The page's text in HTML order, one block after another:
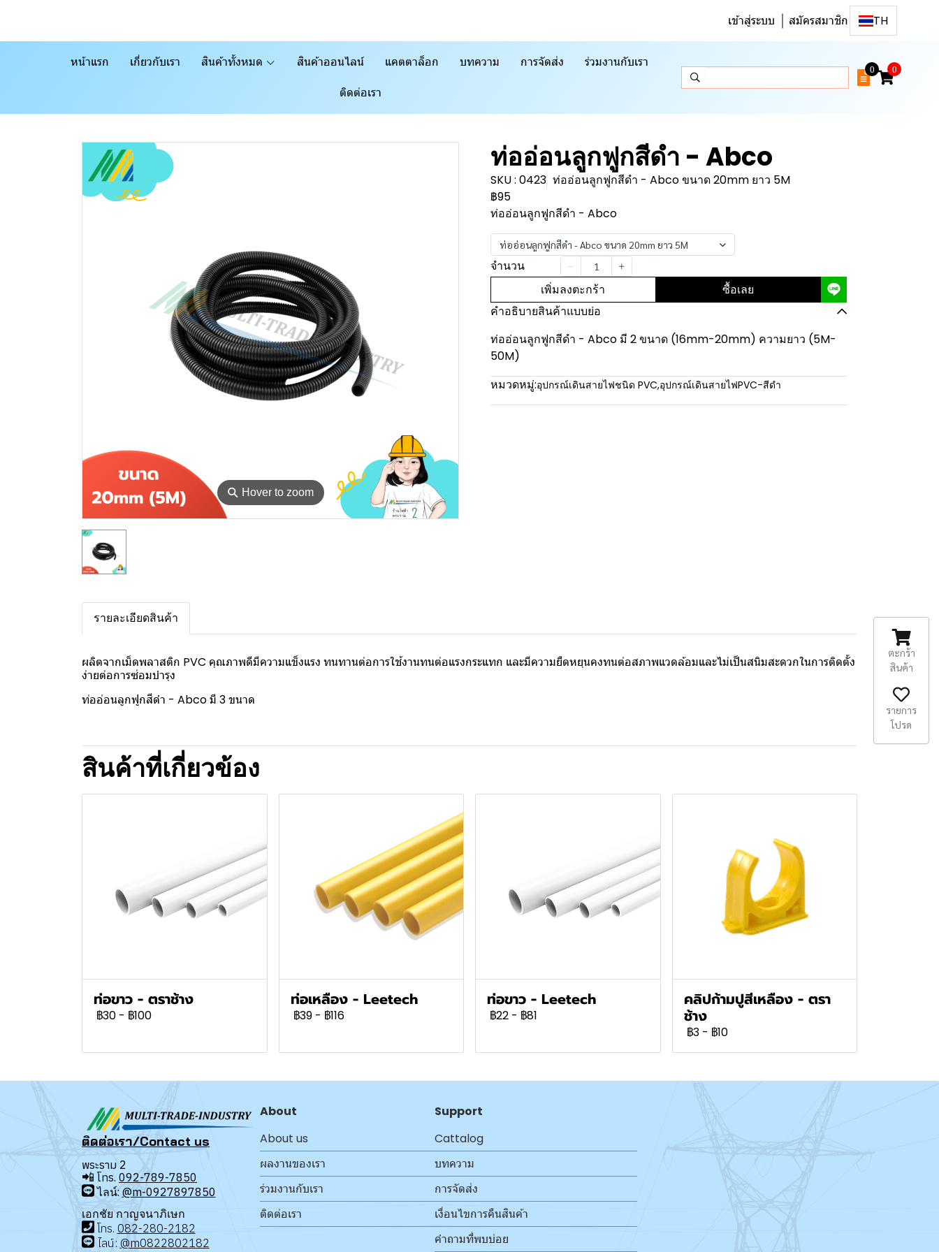
เข้าสู่ระบบ สมัครสมาชิก TH
หน้าแรก เกี่ยวกับเรา สินค้าทั้งหมด สินค้าออนไลน์ แคตตาล็อก บทความ การจัดส่ง ร่วมงานกับเรา
ติดต่อเรา
0 0
⚲ Hover to zoom
ท่ออ่อนลูกฟูกสีดำ - Abco
SKU : 0423 ท่ออ่อนลูกฟูกสีดำ - Abco ขนาด 20mm ยาว 5M
฿95
ท่ออ่อนลูกฟูกสีดำ - Abco
ท่ออ่อนลูกฟูกสีดำ - Abco ขนาด 20mm ยาว 5M
จำนวน
เพิ่มลงตะกร้า ซื้อเลย
คำอธิบายสินค้าแบบย่อ
ท่ออ่อนลูกฟูกสีดำ - Abco มี 2 ขนาด (16mm-20mm) ความยาว (5M-
50M)
หมวดหมู่:อุปกรณ์เดินสายไฟชนิด PVC,อุปกรณ์เดินสายไฟPVC-สีดำ
รายละเอียดสินค้า
ผลิตจากเม็ดพลาสติก PVC คุณภาพดีมีความแข็งแรง ทนทานต่อการใช้งานทนต่อแรงกระแทก และมีความยืดหยุนคงทนต่อสภาพแวดล้อมและไม่เป็นสนิมสะดวกในการติดตั้ง
ง่ายต่อการซ่อมบำรุง
ท่ออ่อนลูกฟูกสีดำ - Abco มี 3 ขนาด
สินค้าที่เกี่ยวข้อง
ท่อขาว - ตราช้าง
฿30 - ฿100
ท่อเหลือง - Leetech
฿39 - ฿116
ท่อขาว - Leetech
฿22 - ฿81
คลิปก้ามปูสีเหลือง - ตรา
ช้าง
฿3 - ฿10
ติดต่อเรา/Contact us
พระราม 2
📲 โทร. 092-789-7850
ไลน์: @m-0927897850
เอกชัย กาญจนาภิเษก
โทร. 082-280-2182
ไลน์: @m0822802182
About
About us
ผลงานของเรา
ร่วมงานกับเรา
ติดต่อเรา
Support
Cattalog
บทความ
การจัดส่ง
เงื่อนไขการคืนสินค้า
คำถามที่พบบ่อย
ตะกร้า
สินค้า
รายการ
โปรด